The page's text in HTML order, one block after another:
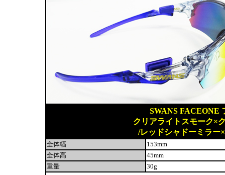
SWANS FACEONE
クリアライトスモーク×
/レッドシャドーミラー
全体幅
153mm
全体高
45mm
重量
30g